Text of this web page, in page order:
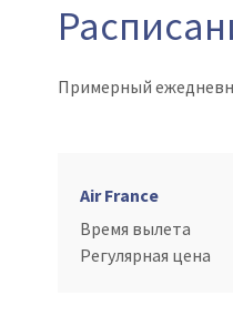
Примерный
Air France
Время вылета
Регулярная цена